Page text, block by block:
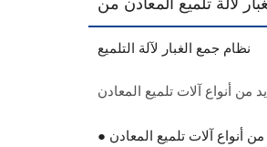
نظام جمع الغبار لآلة التلميع
من أنواع آلات تلميع المعادن